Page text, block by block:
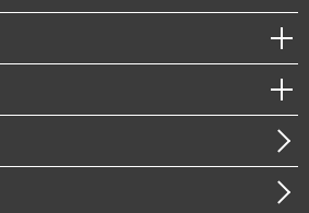
ンプライアンス）・防災（政策）